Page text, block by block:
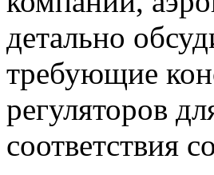
детально
требующие
регуляторов
соответствия